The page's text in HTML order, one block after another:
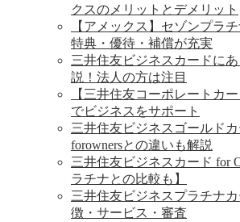
クスのメリットとデメリット
【アメックス】セゾンプラ
特典・優待・補償が充実
三井住友ビジネスカードに
説！法人の方は注目
【三井住友コーポレートカ
でビジネスをサポート
三井住友ビジネスゴールド
forownersとの違いも解説
三井住友ビジネスカード for
ラチナとの比較も】
三井住友ビジネスプラチナ
徴・サービス・審査